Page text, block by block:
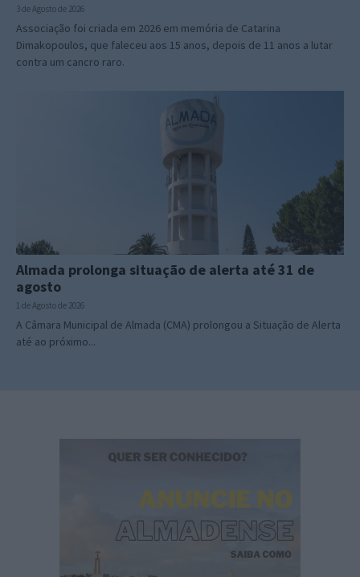
3 de Agosto de 2026
Associação foi criada em 2026 em memória de Catarina
Dimakopoulos, que faleceu aos 15 anos, depois de 11 anos a lutar
contra um cancro raro.
Almada prolonga situação de alerta até 31 de
agosto
1 de Agosto de 2026
A Câmara Municipal de Almada (CMA) prolongou a Situação de Alerta
até ao próximo...